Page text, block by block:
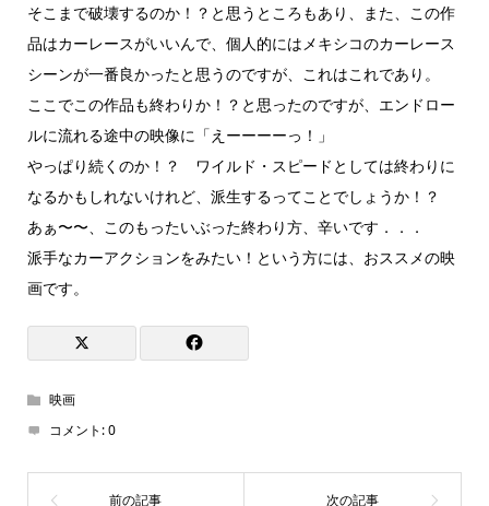
そこまで破壊するのか！？と思うところもあり、また、この作
品はカーレースがいいんで、個人的にはメキシコのカーレース
シーンが一番良かったと思うのですが、これはこれであり。
ここでこの作品も終わりか！？と思ったのですが、エンドロー
ルに流れる途中の映像に「えーーーーっ！」
やっぱり続くのか！？ ワイルド・スピードとしては終わりに
なるかもしれないけれど、派生するってことでしょうか！？
あぁ〜〜、このもったいぶった終わり方、辛いです．．．
派手なカーアクションをみたい！という方には、おススメの映
画です。
映画
コメント:0